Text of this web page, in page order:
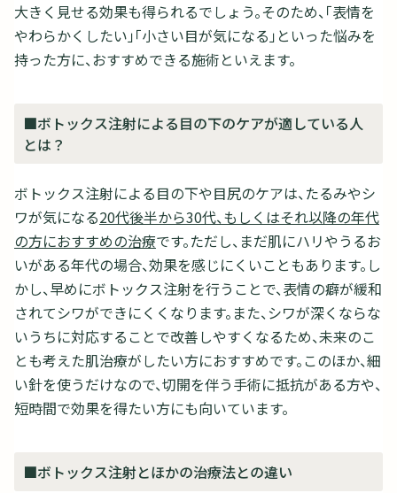
大きく見せる効果も得られるでしょう。そのため、「表情を
やわらかくしたい」「小さい目が気になる」といった悩みを
持った方に、おすすめできる施術といえます。
■ボトックス注射による目の下のケアが適している人
とは？
ボトックス注射による目の下や目尻のケアは、たるみやシ
ワが気になる20代後半から30代、もしくはそれ以降の年代
の方におすすめの治療です。ただし、まだ肌にハリやうるお
いがある年代の場合、効果を感じにくいこともあります。し
かし、早めにボトックス注射を行うことで、表情の癖が緩和
されてシワができにくくなります。また、シワが深くならな
いうちに対応することで改善しやすくなるため、未来のこ
とも考えた肌治療がしたい方におすすめです。このほか、細
い針を使うだけなので、切開を伴う手術に抵抗がある方や、
短時間で効果を得たい方にも向いています。
■ボトックス注射とほかの治療法との違い